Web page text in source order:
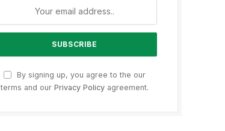
By signing up, you agree to the our
terms and our Privacy Policy agreement.